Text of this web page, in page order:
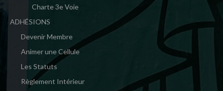
Charte 3e Voie
ADHÉSIONS
Devenir Membre
Animer une Cellule
Les Statuts
Règlement Intérieur